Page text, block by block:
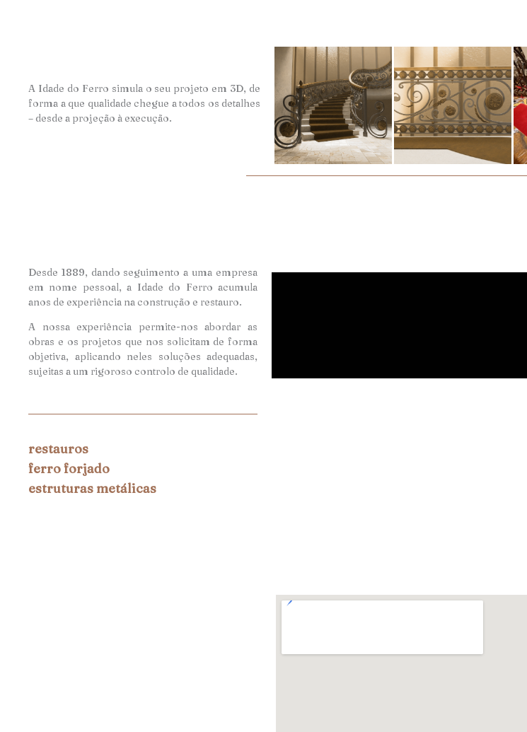
A Idade do Ferro simula o seu projeto em 3D, de
forma a que qualidade chegue a todos os detalhes
– desde a projeção à execução.
Desde 1889, dando seguimento a uma empresa
em nome pessoal, a Idade do Ferro acumula
anos de experiência na construção e restauro.
A nossa experiência permite-nos abordar as
obras e os projetos que nos solicitam de forma
objetiva, aplicando neles soluções adequadas,
sujeitas a um rigoroso controlo de qualidade.
restauros
ferro forjado
estruturas metálicas